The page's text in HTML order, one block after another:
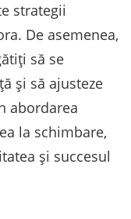
strategii
De asemenea,
să se
și să ajusteze
abordarea
la schimbare,
și succesul